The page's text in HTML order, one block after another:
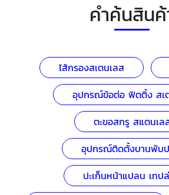
คำค้นสินค้
ไส้กรองสเตนเลส
อุปกรณ์ข้อต่อ ฟิตติ้ง สเ
ตะขอสกรู สแตนเล
อุปกรณ์ติดตั้งบานพับป
ปะเก็นหน้าแปลน เทป